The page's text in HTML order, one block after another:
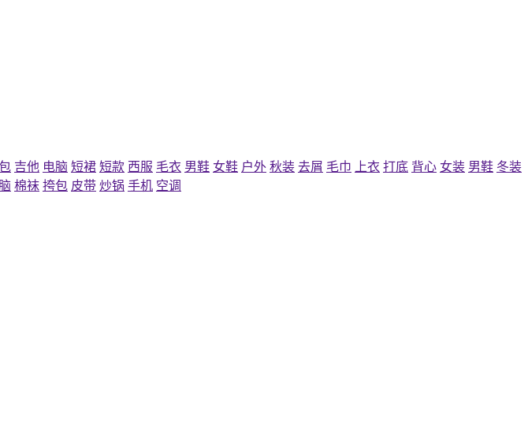
吉他 电脑 短裙 短款 西服 毛衣 男鞋 女鞋 户外 秋装 去屑 毛巾 上衣 打底 背心 女装 男鞋 冬装
棉袜 挎包 皮带 炒锅 手机 空调